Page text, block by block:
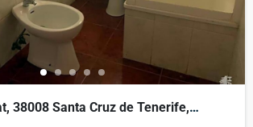
38008 Santa Cruz de Tenerife,